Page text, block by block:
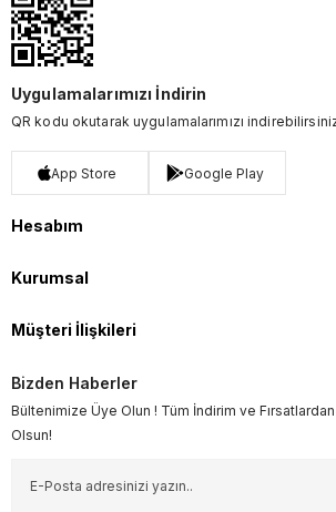
Uygulamalarımızı İndirin
QR kodu okutarak uygulamalarımızı
App Store Google Play
Hesabım
Kurumsal
Müşteri İlişkileri
Bizden Haberler
Bültenimize Üye Olun ! Tüm İndirim ve
Olsun!